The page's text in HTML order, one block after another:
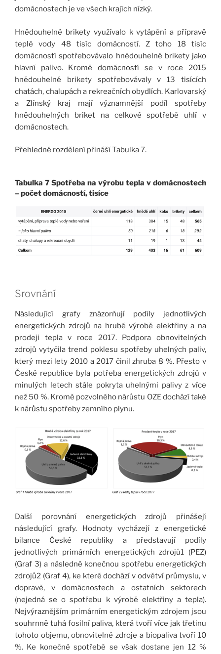
domácnostech je ve všech krajích nízký.
Hnědouhelné brikety využívalo k vytápění a přípravě
teplé vody 48 tisíc domácností. Z toho 18 tisíc
domácností spotřebovávalo hnědouhelné brikety jako
hlavní palivo. Kromě domácností se v roce 2015
hnědouhelné brikety spotřebovávaly v 13 tisících
chatách, chalupách a rekreačních obydlích. Karlovarský
a Zlínský kraj mají významnější podíl spotřeby
hnědouhelných briket na celkové spotřebě uhlí v
domácnostech.
Přehledné rozdělení přináší Tabulka 7.
Tabulka 7 Spotřeba na výrobu tepla v domácnostech
– počet domácností, tisíce
Srovnání
Následující grafy znázorňují podíly jednotlivých
energetických zdrojů na hrubé výrobě elektřiny a na
prodeji tepla v roce 2017. Podpora obnovitelných
zdrojů vytyčila trend poklesu spotřeby uhelných paliv,
který mezi lety 2010 a 2017 činil zhruba 8 %. Přesto v
České republice byla potřeba energetických zdrojů v
minulých letech stále pokryta uhelnými palivy z více
než 50 %. Kromě pozvolného nárůstu OZE dochází také
k nárůstu spotřeby zemního plynu.
Další porovnání energetických zdrojů přinášejí
následující grafy. Hodnoty vycházejí z energetické
bilance České republiky a představují podíly
jednotlivých primárních energetických zdrojů1 (PEZ)
(Graf 3) a následně konečnou spotřebu energetických
zdrojů2 (Graf 4), ke které dochází v odvětví průmyslu, v
dopravě, v domácnostech a ostatních sektorech
(nejedná se o spotřebu k výrobě elektřiny a tepla).
Nejvýraznějším primárním energetickým zdrojem jsou
souhrnně tuhá fosilní paliva, která tvoří více jak třetinu
tohoto objemu, obnovitelné zdroje a biopaliva tvoří 10
%. Ke konečné spotřebě se však dostane jen 12 %